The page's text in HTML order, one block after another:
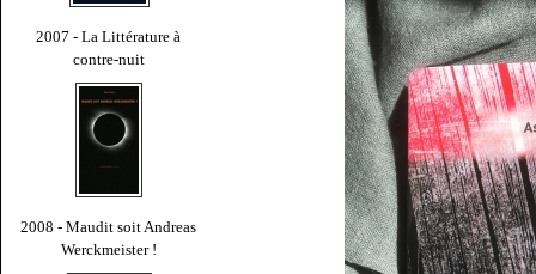
2007 - La Littérature à
contre-nuit
2008 - Maudit soit Andreas
Werckmeister !